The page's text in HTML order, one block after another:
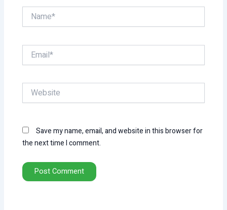
Name*
Email*
Website
Save my name, email, and website in this browser for
the next time I comment.